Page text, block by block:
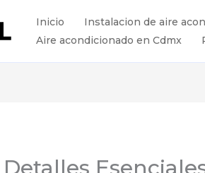
Inicio Instalacion de aire
Aire acondicionado en Cdmx
Detalles